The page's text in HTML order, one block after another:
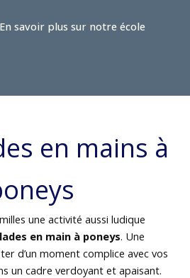
En savoir plus sur notre école
en mains à
une activité aussi ludique
en main à poneys. Une
d’un moment complice avec vos
un cadre verdoyant et apaisant.